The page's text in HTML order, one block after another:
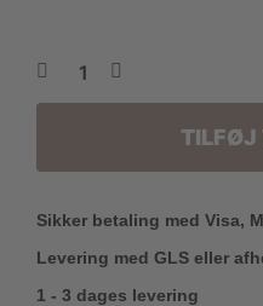
TILFØJ
Sikker betaling med Visa,
Levering med GLS eller
1 - 3 dages levering